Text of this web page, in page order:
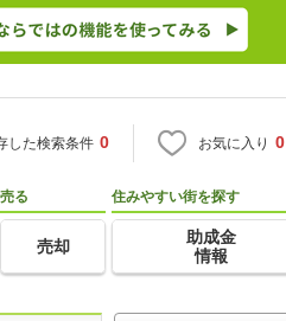
した検索条件 0 お気に入り 0
売る
売却
住みやすい街を探す
助成金
情報